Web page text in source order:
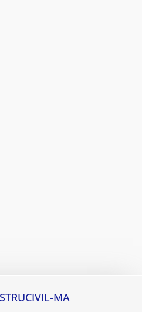
MA